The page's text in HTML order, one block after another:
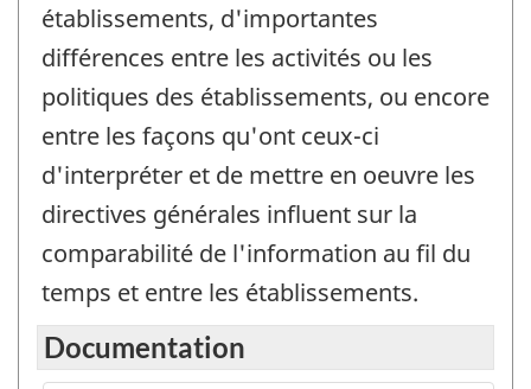
établissements, d'importantes
différences entre les activités ou les
politiques des établissements, ou encore
entre les façons qu'ont ceux-ci
d'interpréter et de mettre en oeuvre les
directives générales influent sur la
comparabilité de l'information au fil du
temps et entre les établissements.
Documentation